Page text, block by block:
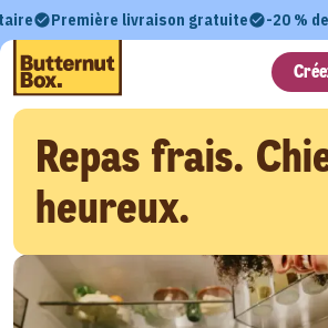
Première livraison gratuite -20 %
Repas frais.
heureux.